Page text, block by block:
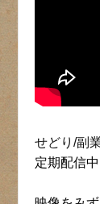
せどり/副
定期配信中